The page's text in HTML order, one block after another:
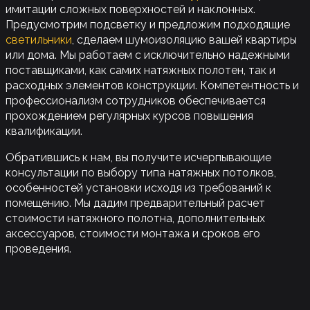
имитации сложных поверхностей и наклонных.
Предусмотрим подсветку и предложим подходящие
светильники, сделаем шумоизоляцию вашей квартиры
или дома. Мы работаем с исключительно надежными
поставщиками, как самих натяжных полотен, так и
расходных элементов конструкции. Компетентность и
профессионализм сотрудников обеспечивается
прохождением регулярных курсов повышения
квалификации.
Обратившись к нам, вы получите исчерпывающие
консультации по выбору типа натяжных потолков,
особенностей установки исходя из требований к
помещению. Мы дадим предварительный расчет
стоимости натяжного полотна, дополнительных
аксессуаров, стоимости монтажа и сроков его
проведения.